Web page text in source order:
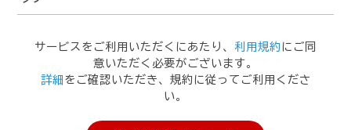
サービスをご利用いただくにあたり、 利用規約 にご同
意いただく必要がございます。
詳細 をご確認いただき、規約に従ってご利用くださ
い。